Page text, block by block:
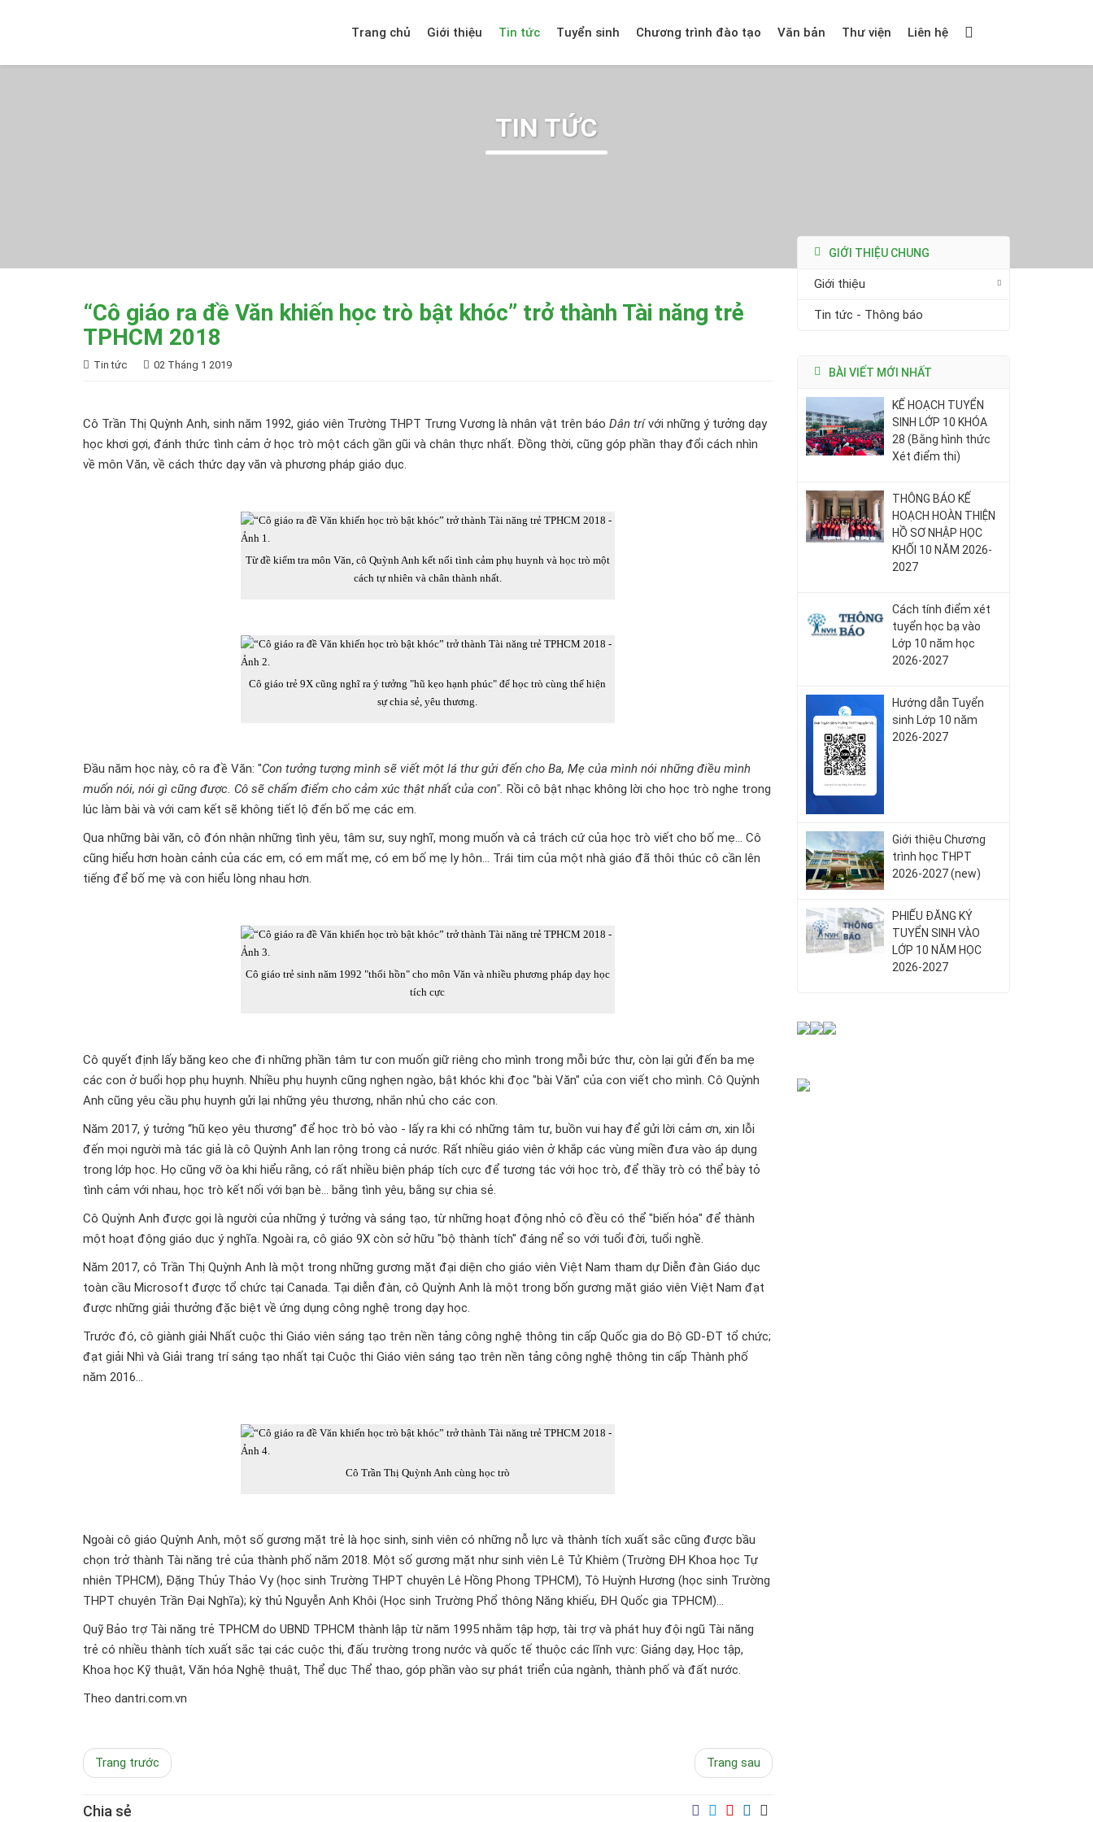
Trang chủ Giới thiệu Tin tức Tuyển sinh Chương trình đào tạo Văn bản Thư viện Liên hệ
TIN TỨC
“Cô giáo ra đề Văn khiến học trò bật khóc” trở thành Tài năng trẻ
TPHCM 2018
Tin tức 02 Tháng 1 2019
Cô Trần Thị Quỳnh Anh, sinh năm 1992, giáo viên Trường THPT Trưng Vương là nhân vật trên báo Dân trívới những ý tưởng dạy
học khơi gợi, đánh thức tình cảm ở học trò một cách gần gũi và chân thực nhất. Đồng thời, cũng góp phần thay đổi cách nhìn
về môn Văn, về cách thức dạy văn và phương pháp giáo dục.
Từ đề kiểm tra môn Văn, cô Quỳnh Anh kết nối tình cảm phụ huynh và học trò một
cách tự nhiên và chân thành nhất.
Cô giáo trẻ 9X cũng nghĩ ra ý tưởng "hũ kẹo hạnh phúc" để học trò cùng thể hiện
sự chia sẻ, yêu thương.
Đầu năm học này, cô ra đề Văn: "Con tưởng tượng mình sẽ viết một lá thư gửi đến cho Ba, Mẹ của mình nói những điều mình
muốn nói, nói gì cũng được. Cô sẽ chấm điểm cho cảm xúc thật nhất của con". Rồi cô bật nhạc không lời cho học trò nghe trong
lúc làm bài và với cam kết sẽ không tiết lộ đến bố mẹ các em.
Qua những bài văn, cô đón nhận những tình yêu, tâm sư, suy nghĩ, mong muốn và cả trách cứ của học trò viết cho bố mẹ... Cô
cũng hiểu hơn hoàn cảnh của các em, có em mất mẹ, có em bố mẹ ly hôn... Trái tim của một nhà giáo đã thôi thúc cô cần lên
tiếng để bố mẹ và con hiểu lòng nhau hơn.
Cô giáo trẻ sinh năm 1992 "thổi hồn" cho môn Văn và nhiều phương pháp dạy học
tích cực
Cô quyết định lấy băng keo che đi những phần tâm tư con muốn giữ riêng cho mình trong mỗi bức thư, còn lại gửi đến ba mẹ
các con ở buổi họp phụ huynh. Nhiều phụ huynh cũng nghẹn ngào, bật khóc khi đọc "bài Văn" của con viết cho mình. Cô Quỳnh
Anh cũng yêu cầu phụ huynh gửi lại những yêu thương, nhắn nhủ cho các con.
Năm 2017, ý tưởng “hũ kẹo yêu thương” để học trò bỏ vào - lấy ra khi có những tâm tư, buồn vui hay để gửi lời cảm ơn, xin lỗi
đến mọi người mà tác giả là cô Quỳnh Anh lan rộng trong cả nước. Rất nhiều giáo viên ở khắp các vùng miền đưa vào áp dụng
trong lớp học. Họ cũng vỡ òa khi hiểu rằng, có rất nhiều biện pháp tích cực để tương tác với học trò, để thầy trò có thể bày tỏ
tình cảm với nhau, học trò kết nối với bạn bè... bằng tình yêu, bằng sự chia sẻ.
Cô Quỳnh Anh được gọi là người của những ý tưởng và sáng tạo, từ những hoạt động nhỏ cô đều có thể "biến hóa" để thành
một hoạt động giáo dục ý nghĩa. Ngoài ra, cô giáo 9X còn sở hữu "bộ thành tích" đáng nể so với tuổi đời, tuổi nghề.
Năm 2017, cô Trần Thị Quỳnh Anh là một trong những gương mặt đại diện cho giáo viên Việt Nam tham dự Diễn đàn Giáo dục
toàn cầu Microsoft được tổ chức tại Canada. Tại diễn đàn, cô Quỳnh Anh là một trong bốn gương mặt giáo viên Việt Nam đạt
được những giải thưởng đặc biệt về ứng dụng công nghệ trong dạy học.
Trước đó, cô giành giải Nhất cuộc thi Giáo viên sáng tạo trên nền tảng công nghệ thông tin cấp Quốc gia do Bộ GD-ĐT tổ chức;
đạt giải Nhì và Giải trang trí sáng tạo nhất tại Cuộc thi Giáo viên sáng tạo trên nền tảng công nghệ thông tin cấp Thành phố
năm 2016...
Cô Trần Thị Quỳnh Anh cùng học trò
Ngoài cô giáo Quỳnh Anh, một số gương mặt trẻ là học sinh, sinh viên có những nỗ lực và thành tích xuất sắc cũng được bầu
chọn trở thành Tài năng trẻ của thành phố năm 2018. Một số gương mặt như sinh viên Lê Tử Khiêm (Trường ĐH Khoa học Tự
nhiên TPHCM), Đặng Thủy Thảo Vy (học sinh Trường THPT chuyên Lê Hồng Phong TPHCM), Tô Huỳnh Hương (học sinh Trường
THPT chuyên Trần Đại Nghĩa); kỳ thủ Nguyễn Anh Khôi (Học sinh Trường Phổ thông Năng khiếu, ĐH Quốc gia TPHCM)...
Quỹ Bảo trợ Tài năng trẻ TPHCM do UBND TPHCM thành lập từ năm 1995 nhằm tập hợp, tài trợ và phát huy đội ngũ Tài năng
trẻ có nhiều thành tích xuất sắc tại các cuộc thi, đấu trường trong nước và quốc tế thuộc các lĩnh vực: Giảng dạy, Học tập,
Khoa học Kỹ thuật, Văn hóa Nghệ thuật, Thể dục Thể thao, góp phần vào sự phát triển của ngành, thành phố và đất nước.
Theo dantri.com.vn
Trang trước Trang sau
Chia sẻ
GIỚI THIỆU CHUNG
Giới thiệu
Tin tức - Thông báo
BÀI VIẾT MỚI NHẤT
KẾ HOẠCH TUYỂN
SINH LỚP 10 KHÓA
28 (Bằng hình thức
Xét điểm thi)
THÔNG BÁO KẾ
HOẠCH HOÀN THIỆN
HỒ SƠ NHẬP HỌC
KHỐI 10 NĂM 2026-
2027
Cách tính điểm xét
tuyển học bạ vào
Lớp 10 năm học
2026-2027
Hướng dẫn Tuyển
sinh Lớp 10 năm
2026-2027
Giới thiệu Chương
trình học THPT
2026-2027 (new)
PHIẾU ĐĂNG KÝ
TUYỂN SINH VÀO
LỚP 10 NĂM HỌC
2026-2027